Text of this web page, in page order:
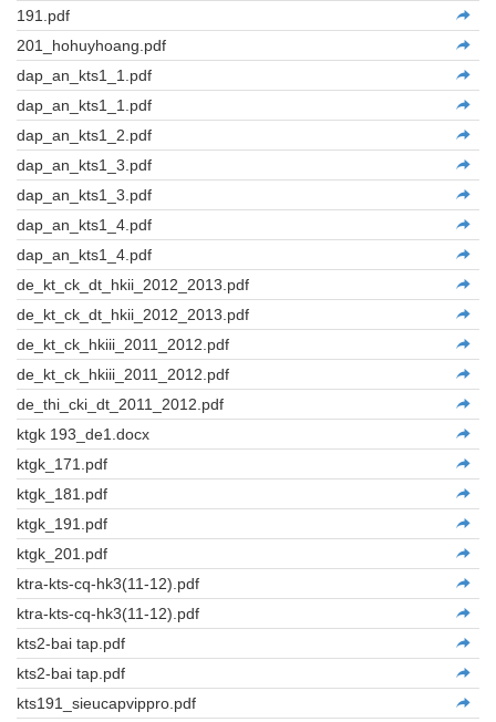
191.pdf
201_hohuyhoang.pdf
dap_an_kts1_1.pdf
dap_an_kts1_1.pdf
dap_an_kts1_2.pdf
dap_an_kts1_3.pdf
dap_an_kts1_3.pdf
dap_an_kts1_4.pdf
dap_an_kts1_4.pdf
de_kt_ck_dt_hkii_2012_2013.pdf
de_kt_ck_dt_hkii_2012_2013.pdf
de_kt_ck_hkiii_2011_2012.pdf
de_kt_ck_hkiii_2011_2012.pdf
de_thi_cki_dt_2011_2012.pdf
ktgk 193_de1.docx
ktgk_171.pdf
ktgk_181.pdf
ktgk_191.pdf
ktgk_201.pdf
ktra-kts-cq-hk3(11-12).pdf
ktra-kts-cq-hk3(11-12).pdf
kts2-bai tap.pdf
kts2-bai tap.pdf
kts191_sieucapvippro.pdf